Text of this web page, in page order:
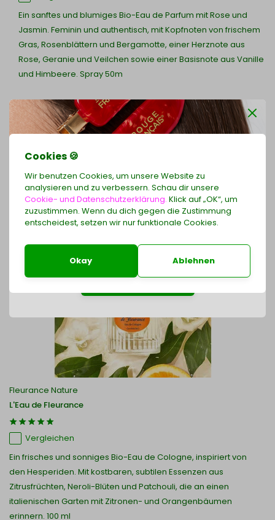
Erhalten Sie 2 exklusive Haarspangen als
zu Ihrer LE ROUGE FRANÇAIS-Bestellung ab 79 €
Jetzt einkaufen
Cookies 🍪
Wir benutzen Cookies, um unsere Website zu
analysieren und zu verbessern. Schau dir unsere
Cookie- und Datenschutzerklärung. Klick auf „OK“, um
zuzustimmen. Wenn du dich gegen die Zustimmung
entscheidest, setzen wir nur funktionale Cookies.
Okay Ablehnen
Ein sanftes und blumiges Bio-Eau de Parfum mit Rose und
Jasmin. Feminin und authentisch, mit Kopfnoten von frischem
Gras, Rosenblättern und Bergamotte, einer Herznote aus
Rose, Geranie und Veilchen sowie einer Basisnote aus Vanille
und Himbeere. Spray 50m
€31,80 *
* Inkl. MwSt.
zzgl.Versandkosten
Fleurance Nature
L'Eau de Fleurance
Vergleichen
Ein frisches und sonniges Bio-Eau de Cologne, inspiriert von
den Hesperiden. Mit kostbaren, subtilen Essenzen aus
Zitrusfrüchten, Neroli-Blüten und Patchouli, die an einen
italienischen Garten mit Zitronen- und Orangenbäumen
erinnern. 100 ml